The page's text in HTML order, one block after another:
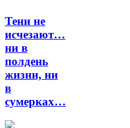
Тени не
исчезают…
ни в
полдень
жизни, ни
в
сумерках…